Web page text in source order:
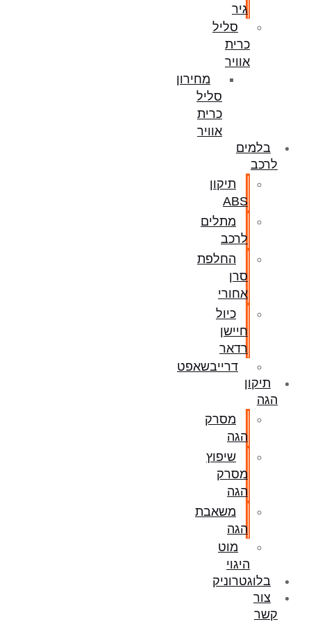
גיר
סליל
כרית
אוויר
מחירון
סליל
כרית
אוויר
בלמים
לרכב
תיקון
ABS
מתלים
לרכב
החלפת
סרן
אחורי
כיול
חיישן
רדאר
דרייבשאפט
תיקון
הגה
מסרק
הגה
שיפוץ
מסרק
הגה
משאבת
הגה
מוט
היגוי
בלוגטרוניק
צור
קשר